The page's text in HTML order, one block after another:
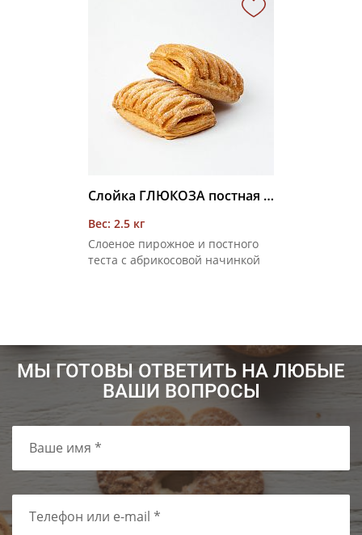
Слойка ГЛЮКОЗА постная (абрикос) 2,5 кг
Вес: 2.5 кг
Слоеное пирожное и постного
теста с абрикосовой начинкой
МЫ ГОТОВЫ ОТВЕТИТЬ НА ЛЮБЫЕ
ВАШИ ВОПРОСЫ
Ваше имя *
Телефон или e-mail *